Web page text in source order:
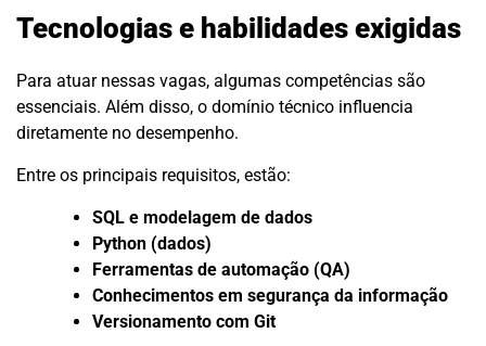
Tecnologias e habilidades exigidas
Para atuar nessas vagas, algumas competências são
essenciais. Além disso, o domínio técnico influencia
diretamente no desempenho.
Entre os principais requisitos, estão:
SQL e modelagem de dados
Python (dados)
Ferramentas de automação (QA)
Conhecimentos em segurança da informação
Versionamento com Git